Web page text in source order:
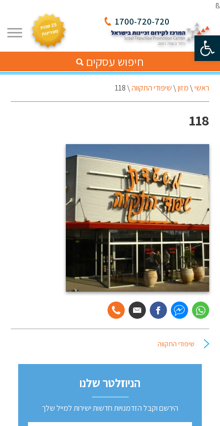
פתח סרגל נגישות
ß
1700-720-720
חיפוש עסקים
ראשי\מזון\שיפודי התקווה\
118
118
שיפודי התקווה
הניוזלטר שלנו
הירשם וקבל הזדמנויות חדשות ישירות למייל שלך